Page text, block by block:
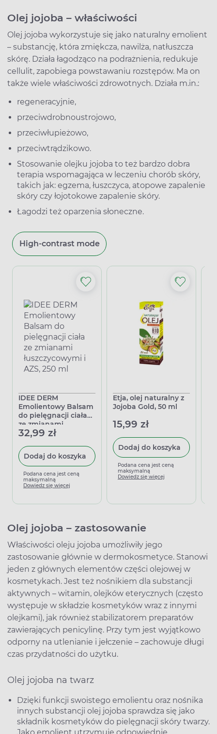
Olej jojoba – właściwości
Olej jojoba wykorzystuje się jako naturalny emolient
– substancję, która zmiękcza, nawilża, natłuszcza
skórę. Działa łagodząco na podrażnienia, redukuje
cellulit, zapobiega powstawaniu rozstępów. Ma on
także wiele właściwości zdrowotnych. Działa m.in.:
regeneracyjnie,
przeciwdrobnoustrojowo,
przeciwłupieżowo,
przeciwtrądzikowo.
Stosowanie olejku jojoba to też bardzo dobra
terapia wspomagająca w leczeniu chorób skóry,
takich jak: egzema, łuszczyca, atopowe zapalenie
skóry czy łojotokowe zapalenie skóry.
Łagodzi też oparzenia słoneczne.
High-contrast mode
IDEE DERM
Emolientowy Balsam
do pielęgnacji ciała
ze zmianami
łuszczycowymi i AZS,
32,99 zł
Dodaj do koszyka
Podana cena jest ceną
maksymalną
Dowiedz się więcej
Etja, olej naturalny z
Jojoba Gold, 50 ml
15,99 zł
Dodaj do koszyka
Podana cena jest ceną
maksymalną
Dowiedz się więcej
Olej jojoba – zastosowanie
Właściwości oleju jojoba umożliwiły jego
zastosowanie głównie w dermokosmetyce. Stanowi
jeden z głównych elementów części olejowej w
kosmetykach. Jest też nośnikiem dla substancji
aktywnych – witamin, olejków eterycznych (często
występuje w składzie kosmetyków wraz z innymi
olejkami), jak również stabilizatorem preparatów
zawierających penicylinę. Przy tym jest wyjątkowo
odporny na utlenianie i jełczenie – zachowuje długi
czas przydatności do użytku.
Olej jojoba na twarz
Dzięki funkcji swoistego emolientu oraz nośnika
innych substancji olej jojoba sprawdza się jako
składnik kosmetyków do pielęgnacji skóry twarzy.